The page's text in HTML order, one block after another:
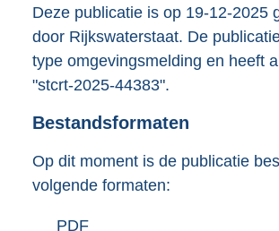
s
r
o
:
Deze publicatie is op 19-12-2025
door Rijkswaterstaat. De
type omgevingsmelding en heeft
"stcrt-2025-44383".
Bestandsformaten
Op dit moment is de publicatie
volgende formaten:
D
PDF